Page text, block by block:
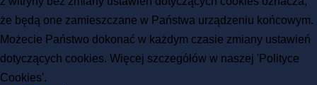
że będą one zamieszczane w Państwa urządzeniu końcowym.
Możecie Państwo dokonać w każdym czasie zmiany ustawień
dotyczących cookies. Więcej szczegółów w naszej 'Polityce
Cookies'.